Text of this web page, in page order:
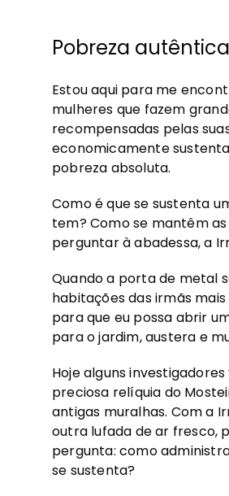
Pobreza autêntica
Estou aqui para me
mulheres que fazem
recompensadas pelas
economicamente
pobreza absoluta.
Como é que se sustenta
tem? Como se mantêm
perguntar à abadessa, a
Quando a porta de metal
habitações das irmãs
para que eu possa abrir
para o jardim, austera e
Hoje alguns
preciosa relíquia do
antigas muralhas. Com a
outra lufada de ar fresco,
pergunta: como
se sustenta?